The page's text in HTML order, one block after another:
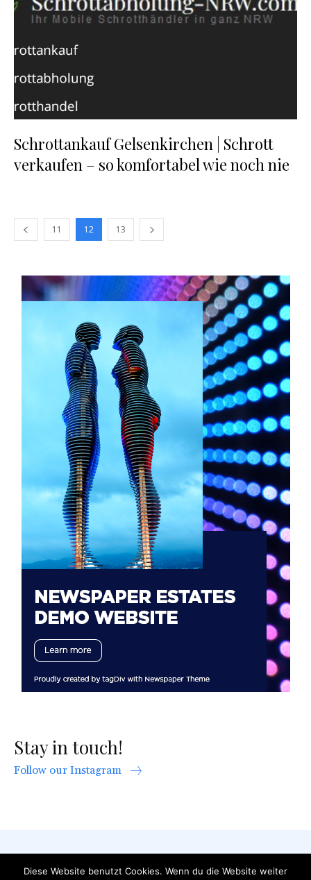
Schrottankauf Gelsenkirchen | Schrott
verkaufen – so komfortabel wie noch nie
11 12 13
Stay in touch!
Follow our Instagram
AGB Datenschutzerklärung
FAQ
Diese Website benutzt Cookies. Wenn du die Website weiter